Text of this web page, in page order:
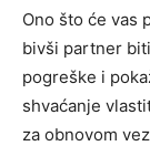
Ono što će vas
bivši partner
pogreške i
shvaćanje
za obnovom